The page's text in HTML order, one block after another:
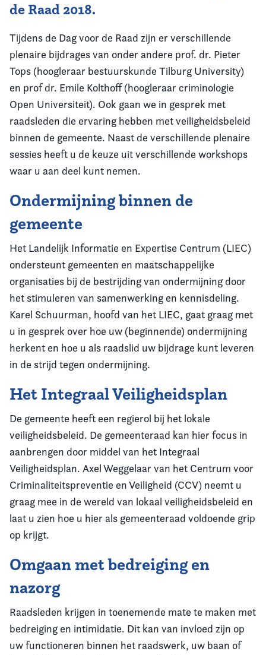
de Raad 2018.
Tijdens de Dag voor de Raad zijn er verschillende
plenaire bijdrages van onder andere prof. dr. Pieter
Tops (hoogleraar bestuurskunde Tilburg University)
en prof dr. Emile Kolthoff (hoogleraar criminologie
Open Universiteit). Ook gaan we in gesprek met
raadsleden die ervaring hebben met veiligheidsbeleid
binnen de gemeente. Naast de verschillende plenaire
sessies heeft u de keuze uit verschillende workshops
waar u aan deel kunt nemen.
Ondermijning binnen de
gemeente
Het Landelijk Informatie en Expertise Centrum (LIEC)
ondersteunt gemeenten en maatschappelijke
organisaties bij de bestrijding van ondermijning door
het stimuleren van samenwerking en kennisdeling.
Karel Schuurman, hoofd van het LIEC, gaat graag met
u in gesprek over hoe uw (beginnende) ondermijning
herkent en hoe u als raadslid uw bijdrage kunt leveren
in de strijd tegen ondermijning.
Het Integraal Veiligheidsplan
De gemeente heeft een regierol bij het lokale
veiligheidsbeleid. De gemeenteraad kan hier focus in
aanbrengen door middel van het Integraal
Veiligheidsplan. Axel Weggelaar van het Centrum voor
Criminaliteitspreventie en Veiligheid (CCV) neemt u
graag mee in de wereld van lokaal veiligheidsbeleid en
laat u zien hoe u hier als gemeenteraad voldoende grip
op krijgt.
Omgaan met bedreiging en
nazorg
Raadsleden krijgen in toenemende mate te maken met
bedreiging en intimidatie. Dit kan van invloed zijn op
uw functioneren binnen het raadswerk, uw baan of